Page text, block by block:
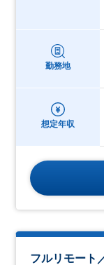
勤務地
想定年収
フルリモート